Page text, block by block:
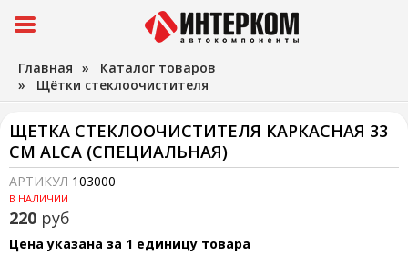
Главная » Каталог товаров
» Щётки стеклоочистителя
ЩЕТКА СТЕКЛООЧИСТИТЕЛЯ КАРКАСНАЯ 33
СМ ALCA (СПЕЦИАЛЬНАЯ)
АРТИКУЛ 103000
В НАЛИЧИИ
220 руб
Цена указана за 1 единицу товара